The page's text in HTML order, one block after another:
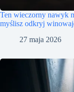
Ten wieczorny nawyk
myślisz odkryj
27 maja 2026